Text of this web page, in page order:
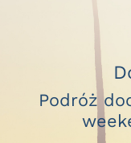
Podróż